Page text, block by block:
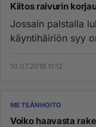
Kiitos raivurin
Jossain palstalla
käyntihäiriön syy
10.07.2019 11:12
METSÄNHOITO
Voiko haavasta